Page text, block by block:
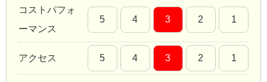
コストパフォ
ーマンス
5 4 3 2 1
アクセス 5 4 3 2 1